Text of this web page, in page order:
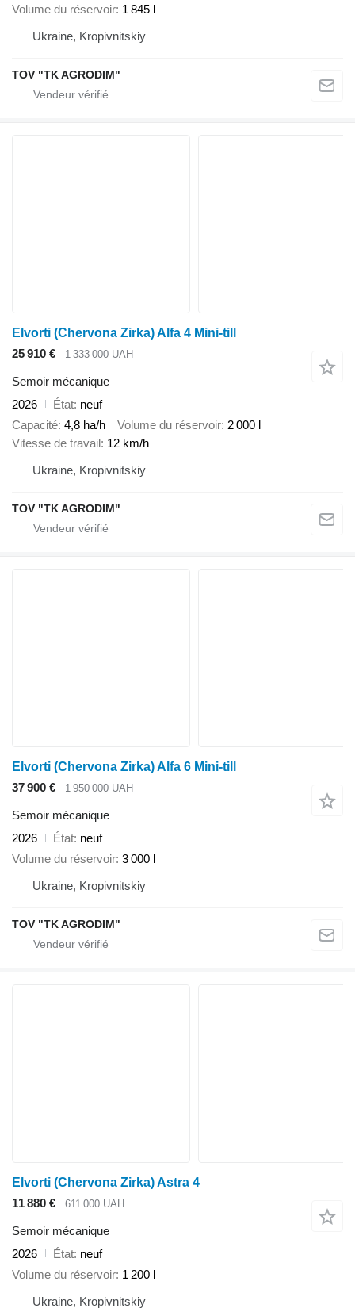
Volume du réservoir 1 845 l
Ukraine, Kropivnitskiy
TOV "TK AGRODIM"
Elvorti (Chervona Zirka) Alfa 4 Mini-till
25 910 €
1 333 000 UAH
Semoir mécanique
2026
État neuf
Capacité 4,8 ha/h Volume du réservoir 2 000 l
Vitesse de travail 12 km/h
Ukraine, Kropivnitskiy
TOV "TK AGRODIM"
Elvorti (Chervona Zirka) Alfa 6 Mini-till
37 900 €
1 950 000 UAH
Semoir mécanique
2026
État neuf
Volume du réservoir 3 000 l
Ukraine, Kropivnitskiy
TOV "TK AGRODIM"
Elvorti (Chervona Zirka) Astra 4
11 880 €
611 000 UAH
Semoir mécanique
2026
État neuf
Volume du réservoir 1 200 l
Ukraine, Kropivnitskiy